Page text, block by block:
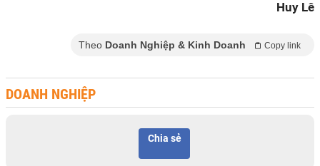
Huy Lê
Theo Doanh Nghiệp & Kinh Doanh Copy link
DOANH NGHIỆP
Chia sẻ